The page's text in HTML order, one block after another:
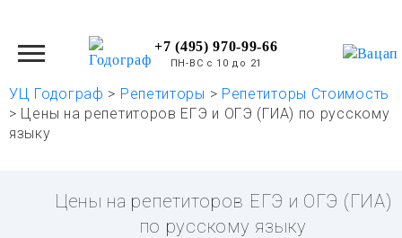
+7 (495) 970-99-66
ПН-ВС с 10 до 21
УЦ Годограф > Репетиторы > Репетиторы Стоимость
> Цены на репетиторов ЕГЭ и ОГЭ (ГИА) по русскому
языку
Цены на репетиторов ЕГЭ и ОГЭ (ГИА)
по русскому языку